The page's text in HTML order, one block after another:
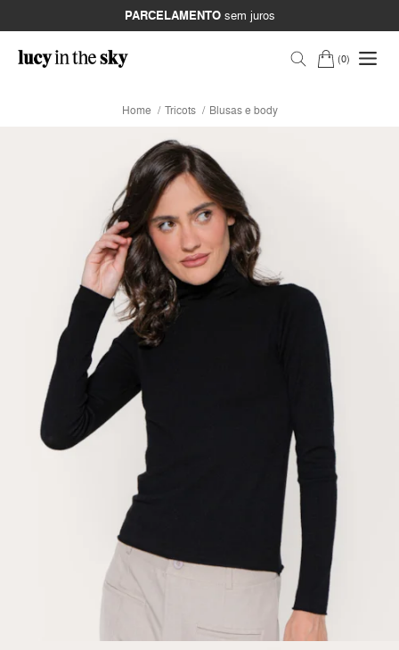
PARCELAMENTOsem juros
0
Home Tricots Blusas e body